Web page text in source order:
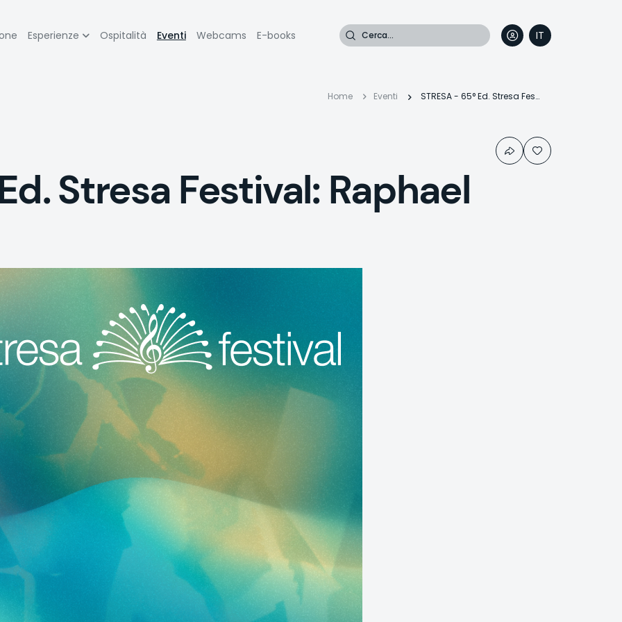
Esperienze Ospitalità Eventi Webcams E-books Cerca
IT
EN
FR
DE
Briciole
pane
Home Eventi STRESA - 65° Ed. Stresa Festival: Raphael Gualazzi Trio
Stresa Festival: Raphael